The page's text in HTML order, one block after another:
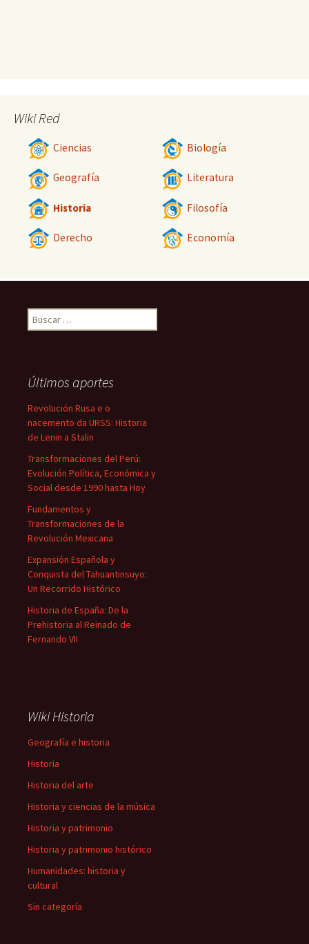
Wiki Red
Ciencias Biología
Geografía Literatura
Historia Filosofía
Derecho Economía
Buscar:
Últimos aportes
Revolución Rusa e o
nacemento da URSS: Historia
de Lenin a Stalin
Transformaciones del Perú:
Evolución Política, Económica y
Social desde 1990 hasta Hoy
Fundamentos y
Transformaciones de la
Revolución Mexicana
Expansión Española y
Conquista del Tahuantinsuyo:
Un Recorrido Histórico
Historia de España: De la
Prehistoria al Reinado de
Fernando VII
Wiki Historia
Geografía e historia
Historia
Historia del arte
Historia y ciencias de la música
Historia y patrimonio
Historia y patrimonio histórico
Humanidades: historia y
cultural
Sin categoría